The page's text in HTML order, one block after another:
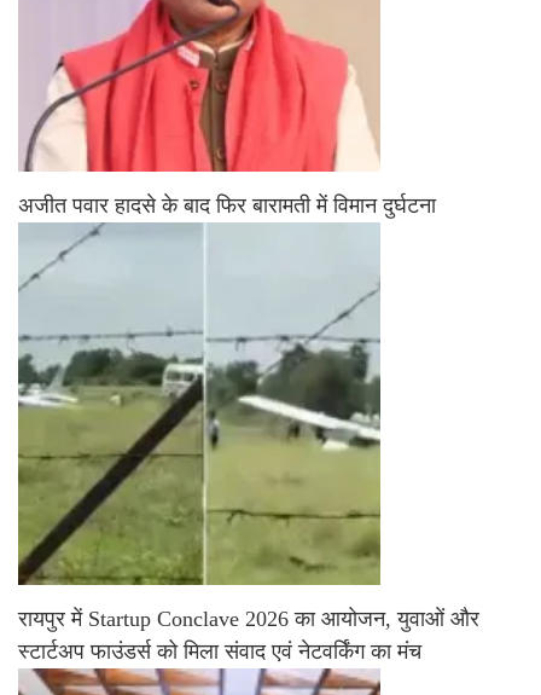
अजीत पवार हादसे के बाद फिर बारामती में विमान दुर्घटना
रायपुर में Startup Conclave 2026 का आयोजन, युवाओं और
स्टार्टअप फाउंडर्स को मिला संवाद एवं नेटवर्किंग का मंच